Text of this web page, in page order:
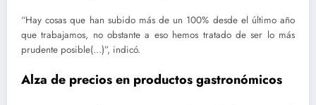
“Hay cosas que han subido más de un 100% desde el último año
que trabajamos, no obstante a eso hemos tratado de ser lo más
prudente posible(…)”, indicó.
Alza de precios en productos gastronómicos